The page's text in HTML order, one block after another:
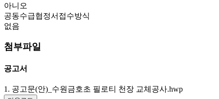
아니오
공동수급협정서접수방식
없음
첨부파일
공고서
1. 공고문(안)_수원금호초 필로티 천장 교체공사.hwp